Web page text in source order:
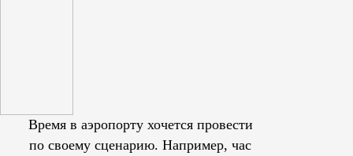
Время в аэропорту хочется провести
по своему сценарию. Например, час